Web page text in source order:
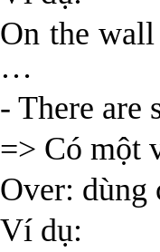
On the
…
- There are
=> Có một
Over: dùng
Ví dụ: